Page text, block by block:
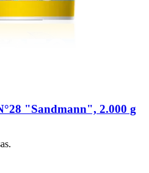
"Sandmann", 2.000 g